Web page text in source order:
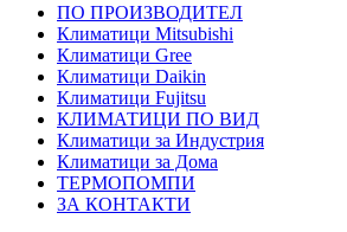
ПО ПРОИЗВОДИТЕЛ
Климатици Mitsubishi
Климатици Gree
Климатици Daikin
Климатици Fujitsu
КЛИМАТИЦИ ПО ВИД
Климатици за Индустрия
Климатици за Дома
ТЕРМОПОМПИ
ЗА КОНТАКТИ